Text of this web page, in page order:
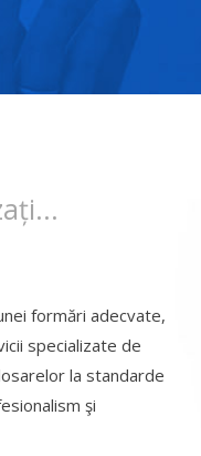
formări adecvate,
specializate de
la standarde
şi